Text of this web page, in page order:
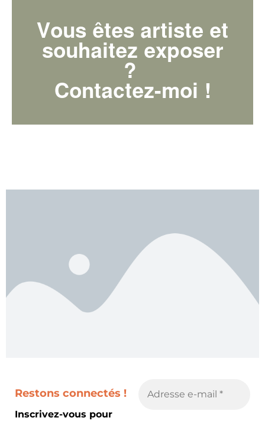
Vous êtes artiste et
souhaitez exposer
?
Contactez-moi !
Restons connectés !
Inscrivez-vous pour